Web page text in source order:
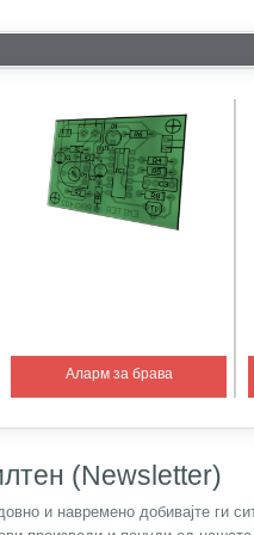
Аларм за брава
(Newsletter)
и навремено добивајте ги